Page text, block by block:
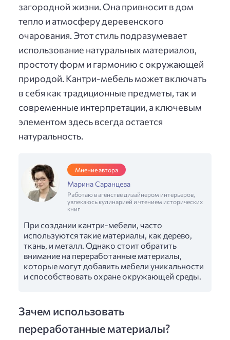
загородной жизни. Она привносит в дом
тепло и атмосферу деревенского
очарования. Этот стиль подразумевает
использование натуральных материалов,
простоту форм и гармонию с окружающей
природой. Кантри-мебель может включать
в себя как традиционные предметы, так и
современные интерпретации, а ключевым
элементом здесь всегда остается
натуральность.
Мнение автора
Марина Саранцева
Работаю в агенстве дизайнером интерьеров,
увлекаюсь кулинарией и чтением исторических
книг
При создании кантри-мебели, часто
используются такие материалы, как дерево,
ткань, и металл. Однако стоит обратить
внимание на переработанные материалы,
которые могут добавить мебели уникальности
и способствовать охране окружающей среды.
Зачем использовать
переработанные материалы?